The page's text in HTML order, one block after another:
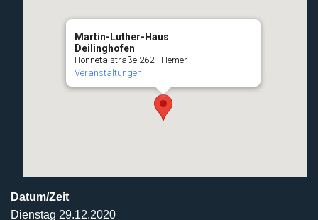
Martin-Luther-Haus
Deilinghofen
Hönnetalstraße 262 - Hemer
Veranstaltungen
Datum/Zeit
Dienstag 29.12.2020